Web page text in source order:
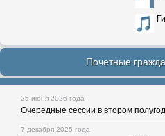
Почетные
25 июня 2026 года
Очередные сессии в втором
7 декабря 2025 года